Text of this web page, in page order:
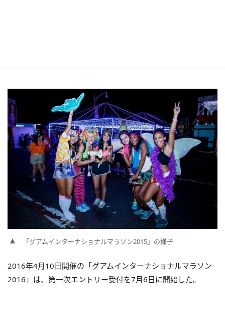
「グアムインターナショナルマラソン2015」の様子
2016年4月10日開催の「グアムインターナショナルマラソン
2016」は、第一次エントリー受付を7月6日に開始した。